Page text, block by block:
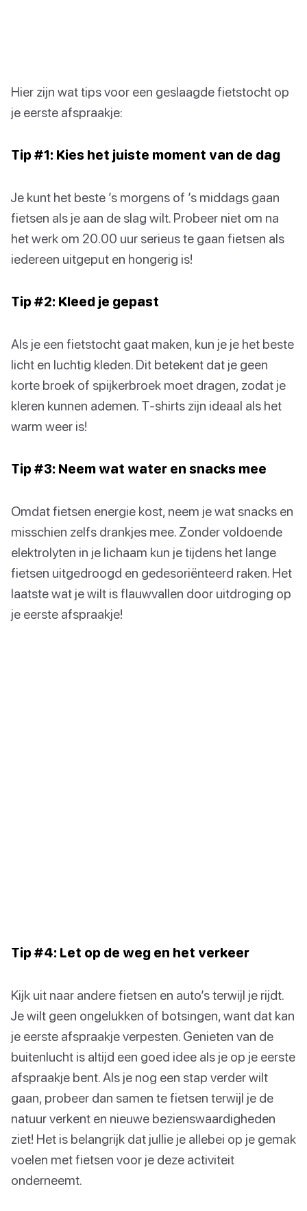
Hier zijn wat tips voor een geslaagde fietstocht op
je eerste afspraakje:
Tip #1: Kies het juiste moment van de dag
Je kunt het beste ’s morgens of ’s middags gaan
fietsen als je aan de slag wilt. Probeer niet om na
het werk om 20.00 uur serieus te gaan fietsen als
iedereen uitgeput en hongerig is!
Tip #2: Kleed je gepast
Als je een fietstocht gaat maken, kun je je het beste
licht en luchtig kleden. Dit betekent dat je geen
korte broek of spijkerbroek moet dragen, zodat je
kleren kunnen ademen. T-shirts zijn ideaal als het
warm weer is!
Tip #3: Neem wat water en snacks mee
Omdat fietsen energie kost, neem je wat snacks en
misschien zelfs drankjes mee. Zonder voldoende
elektrolyten in je lichaam kun je tijdens het lange
fietsen uitgedroogd en gedesoriënteerd raken. Het
laatste wat je wilt is flauwvallen door uitdroging op
je eerste afspraakje!
Tip #4: Let op de weg en het verkeer
Kijk uit naar andere fietsen en auto’s terwijl je rijdt.
Je wilt geen ongelukken of botsingen, want dat kan
je eerste afspraakje verpesten. Genieten van de
buitenlucht is altijd een goed idee als je op je eerste
afspraakje bent. Als je nog een stap verder wilt
gaan, probeer dan samen te fietsen terwijl je de
natuur verkent en nieuwe bezienswaardigheden
ziet! Het is belangrijk dat jullie je allebei op je gemak
voelen met fietsen voor je deze activiteit
onderneemt.